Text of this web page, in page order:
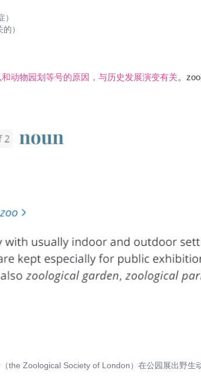
）
动物园划等号的原因，与历史发展演变有关。
the Zoological Society of London）在公园展出野